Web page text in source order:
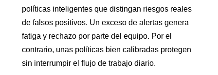
políticas inteligentes que distingan riesgos reales
de falsos positivos. Un exceso de alertas genera
fatiga y rechazo por parte del equipo. Por el
contrario, unas políticas bien calibradas protegen
sin interrumpir el flujo de trabajo diario.